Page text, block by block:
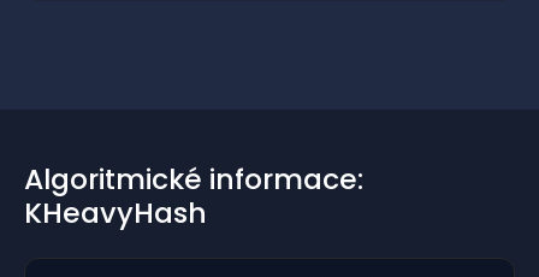
Algoritmické informace:
KHeavyHash